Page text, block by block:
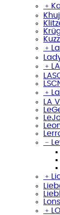
﹢
﹢
﹢
﹢
LA
﹣
﹢
﹢